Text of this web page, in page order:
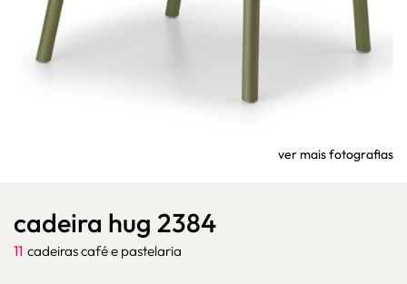
ver mais fotografias
cadeira hug 2384
11 cadeiras café e pastelaria